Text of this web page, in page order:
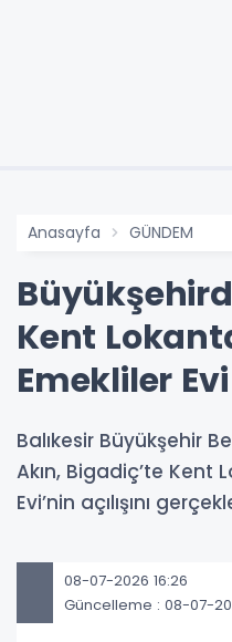
Anasayfa GÜNDEM
Kent
Emekliler Evi
Balıkesir Büyükşehir
Akın, Bigadiç’te Kent
Evi’nin açılışını
08-07-2026 16:26
Güncelleme : 08-07-